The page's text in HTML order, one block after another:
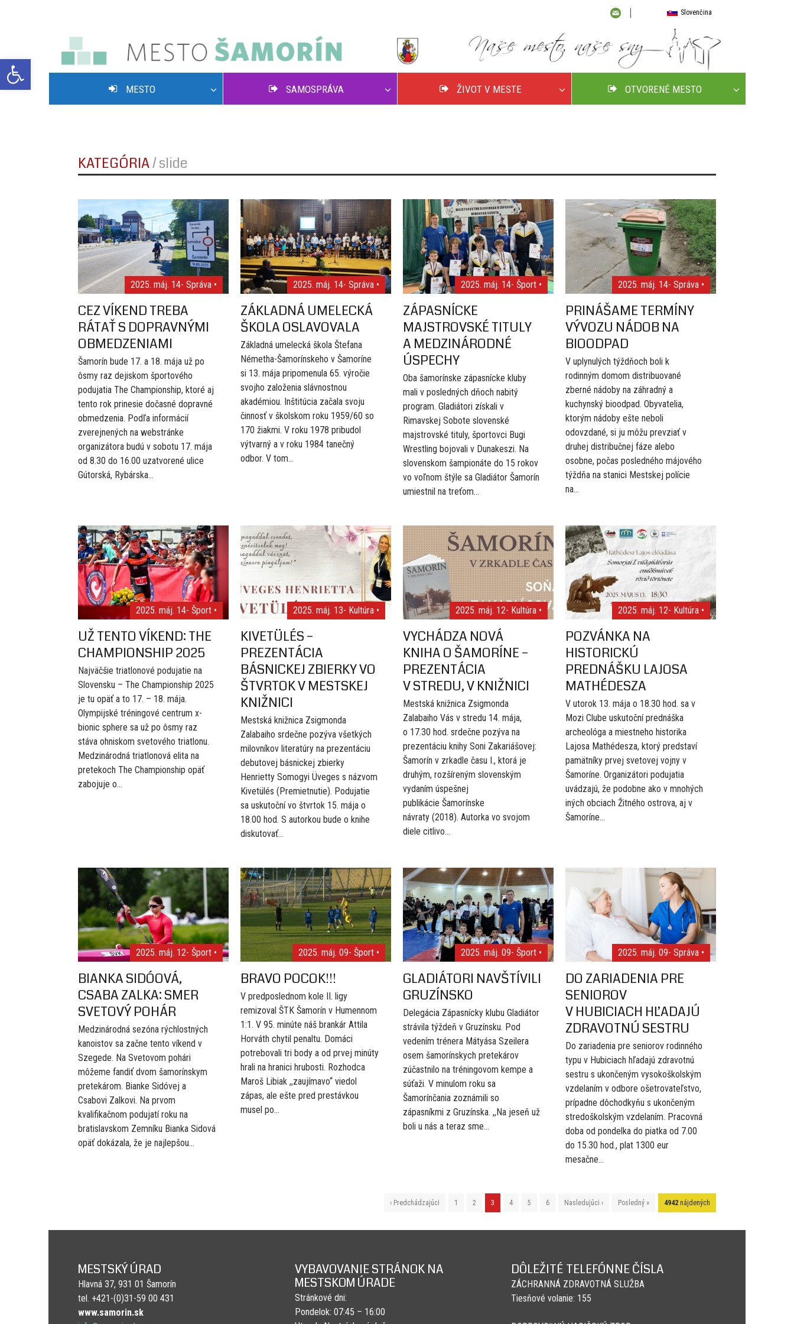
Open toolbar
Slovenčina
MESTO SAMOSPRÁVA ŽIVOT V MESTE OTVORENÉ MESTO
KATEGÓRIA/slide
- Správa •
2025. máj. 14
CEZ VÍKEND TREBA
RÁTAŤ S DOPRAVNÝMI
OBMEDZENIAMI
Šamorín bude 17. a 18. mája už po
ôsmy raz dejiskom športového
podujatia The Championship, ktoré aj
tento rok prinesie dočasné dopravné
obmedzenia. Podľa informácií
zverejnených na webstránke
organizátora budú v sobotu 17. mája
od 8.30 do 16.00 uzatvorené ulice
Gútorská, Rybárska...
- Správa •
2025. máj. 14
ZÁKLADNÁ UMELECKÁ
ŠKOLA OSLAVOVALA
Základná umelecká škola Štefana
Németha-Šamorínskeho v Šamoríne
si 13. mája pripomenula 65. výročie
svojho založenia slávnostnou
akadémiou. Inštitúcia začala svoju
činnosť v školskom roku 1959/60 so
170 žiakmi. V roku 1978 pribudol
výtvarný a v roku 1984 tanečný
odbor. V tom...
- Šport •
2025. máj. 14
ZÁPASNÍCKE
MAJSTROVSKÉ TITULY
A MEDZINÁRODNÉ
ÚSPECHY
Oba šamorínske zápasnícke kluby
mali v posledných dňoch nabitý
program. Gladiátori získali v
Rimavskej Sobote slovenské
majstrovské tituly, športovci Bugi
Wrestling bojovali v Dunakeszi. Na
slovenskom šampionáte do 15 rokov
vo voľnom štýle sa Gladiátor Šamorín
umiestnil na treťom...
- Správa •
2025. máj. 14
PRINÁŠAME TERMÍNY
VÝVOZU NÁDOB NA
BIOODPAD
V uplynulých týždňoch boli k
rodinným domom distribuované
zberné nádoby na záhradný a
kuchynský bioodpad. Obyvatelia,
ktorým nádoby ešte neboli
odovzdané, si ju môžu prevziať v
druhej distribučnej fáze alebo
osobne, počas posledného májového
týždňa na stanici Mestskej polície
na...
- Šport •
2025. máj. 14
UŽ TENTO VÍKEND: THE
CHAMPIONSHIP 2025
Najväčšie triatlonové podujatie na
Slovensku – The Championship 2025
je tu opäť a to 17. – 18. mája.
Olympijské tréningové centrum x-
bionic sphere sa už po ôsmy raz
stáva ohniskom svetového triatlonu.
Medzinárodná triatlonová elita na
pretekoch The Championship opäť
zabojuje o...
- Kultúra •
2025. máj. 13
KIVETÜLÉS –
PREZENTÁCIA
BÁSNICKEJ ZBIERKY VO
ŠTVRTOK V MESTSKEJ
KNIŽNICI
Mestská knižnica Zsigmonda
Zalabaiho srdečne pozýva všetkých
milovníkov literatúry na prezentáciu
debutovej básnickej zbierky
Henrietty Somogyi Üveges s názvom
Kivetülés (Premietnutie). Podujatie
sa uskutoční vo štvrtok 15. mája o
18.00 hod. S autorkou bude o knihe
diskutovať...
- Kultúra •
2025. máj. 12
VYCHÁDZA NOVÁ
KNIHA O ŠAMORÍNE –
PREZENTÁCIA
V STREDU, V KNIŽNICI
Mestská knižnica Zsigmonda
Zalabaiho Vás v stredu 14. mája,
o 17.30 hod. srdečne pozýva na
prezentáciu knihy Soni Zakariášovej:
Šamorín v zrkadle času I., ktorá je
druhým, rozšíreným slovenským
vydaním úspešnej
publikácie Šamorínske
návraty (2018). Autorka vo svojom
diele citlivo...
- Kultúra •
2025. máj. 12
POZVÁNKA NA
HISTORICKÚ
PREDNÁŠKU LAJOSA
MATHÉDESZA
V utorok 13. mája o 18.30 hod. sa v
Mozi Clube uskutoční prednáška
archeológa a miestneho historika
Lajosa Mathédesza, ktorý predstaví
pamätníky prvej svetovej vojny v
Šamoríne. Organizátori podujatia
uvádzajú, že podobne ako v mnohých
iných obciach Žitného ostrova, aj v
Šamoríne...
- Šport •
2025. máj. 12
BIANKA SIDÓOVÁ,
CSABA ZALKA: SMER
SVETOVÝ POHÁR
Medzinárodná sezóna rýchlostných
kanoistov sa začne tento víkend v
Szegede. Na Svetovom pohári
môžeme fandiť dvom šamorínskym
pretekárom. Bianke Sidóvej a
Csabovi Zalkovi. Na prvom
kvalifikačnom podujatí roku na
bratislavskom Zemníku Bianka Sidová
opäť dokázala, že je najlepšou...
- Šport •
2025. máj. 09
BRAVO POCOK!!!
V predposlednom kole II. ligy
remizoval ŠTK Šamorín v Humennom
1:1. V 95. minúte náš brankár Attila
Horváth chytil penaltu. Domáci
potrebovali tri body a od prvej minúty
hrali na hranici hrubosti. Rozhodca
Maroš Libiak ,,zaujímavo“ viedol
zápas, ale ešte pred prestávkou
musel po...
- Šport •
2025. máj. 09
GLADIÁTORI NAVŠTÍVILI
GRUZÍNSKO
Delegácia Zápasnícky klubu Gladiátor
strávila týždeň v Gruzínsku. Pod
vedením trénera Mátyása Szeilera
osem šamorínskych pretekárov
zúčastnilo na tréningovom kempe a
súťaži. V minulom roku sa
Šamorínčania zoznámili so
zápasníkmi z Gruzínska. ,,Na jeseň už
boli u nás a teraz sme...
- Správa •
2025. máj. 09
DO ZARIADENIA PRE
SENIOROV
V HUBICIACH HĽADAJÚ
ZDRAVOTNÚ SESTRU
Do zariadenia pre seniorov rodinného
typu v Hubiciach hľadajú zdravotnú
sestru s ukončeným vysokoškolským
vzdelaním v odbore ošetrovateľstvo,
prípadne dôchodkyňu s ukončeným
stredoškolským vzdelaním. Pracovná
doba od pondelka do piatka od 7.00
do 15.30 hod., plat 1300 eur
mesačne...
4942 nájdených
‹ Predchádzajúci 1 2 3 4 5 6 Nasledujúci › Posledný »
MESTSKÝ ÚRAD
Hlavná 37, 931 01 Šamorín
tel. +421-(0)31-59 00 431
www.samorin.sk
VYBAVOVANIE STRÁNOK NA
MESTSKOM ÚRADE
Stránkové dni:
Pondelok: 07:45 – 16:00
DÔLEŽITÉ TELEFÓNNE ČÍSLA
ZÁCHRANNÁ ZDRAVOTNÁ SLUŽBA
Tiesňové volanie: 155